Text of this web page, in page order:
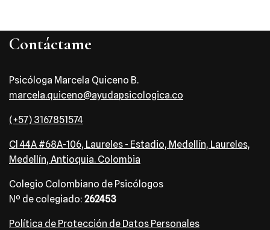
Contáctame
Psicóloga Marcela Quiceno B.
marcela.quiceno@ayudapsicologica.co
(+57) 3167851574
Cl 44A #68A-106, Laureles - Estadio, Medellín, Laureles,
Medellín, Antioquia. Colombia
Colegio Colombiano de Psicólogos
Nº de colegiado: 262453
Política de Protección de Datos Personales